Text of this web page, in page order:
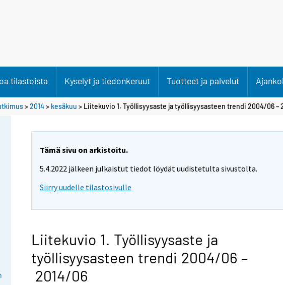
tilastoista Kyselyt ja tiedonkeruut Tuotteet ja palvelut
>2014> kesäkuu > Liitekuvio 1. Työllisyysaste ja työllisyysasteen trendi 2004/06 –
Tämä sivu on arkistoitu.
5.4.2022 jälkeen julkaistut tiedot löydät uudistetulta sivustolta.
Siirry uudelle tilastosivulle
Liitekuvio 1. Työllisyysaste ja
työllisyysasteen trendi 2004/06 –
2014/06